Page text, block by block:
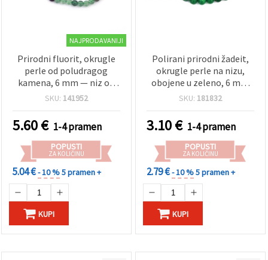
NAJPRODAVANIJI
Prirodni fluorit, okrugle
perle od poludragog
kamena, 6 mm — niz od
cca 62 kom, za izradu
rukotvorine
SKU: 141952
5.60€ 1-4 pramen
POPUSTI
ZA KOLIČINU
5.04 €- 10 %5 pramen +
KUPI
Polirani prirodni žadeit,
okrugle perle na nizu,
obojene u zeleno, 6 mm
(oko 62 kom) — poludragi
SKU: 181832
3.10€ 1-4 pramen
POPUSTI
ZA KOLIČINU
2.79 €- 10 %5 pramen +
KUPI